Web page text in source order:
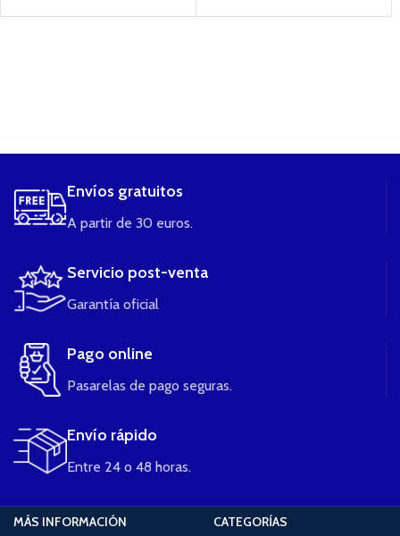
Envíos gratuitos
A partir de 30 euros.
Servicio post-venta
Garantía oficial
Pago online
Pasarelas de pago seguras.
Envío rápido
Entre 24 o 48 horas.
MÁS INFORMACIÓN
CATEGORÍAS